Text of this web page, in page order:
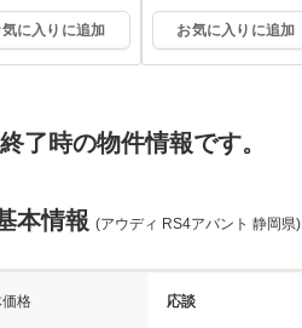
に入りに追加 お気に入りに追加
了時の物件情報です。
本情報 (アウディ RS4アバント 静岡県)
格 応談